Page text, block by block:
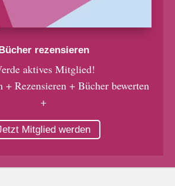
Bücher rezensieren
aktives Mitglied!
Rezensieren + Bücher bewerten
+
Mitglied werden